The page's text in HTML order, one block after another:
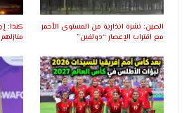
الصين: نشرة انذارية من المستوى الأحمر
مع اقتراب الإعصار “دولفين”